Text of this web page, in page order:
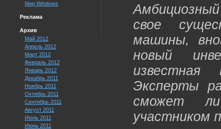
Мир Windows
Реклама
Архив
Май 2012
Апрель 2012
Март 2012
Февраль 2012
Январь 2012
Декабрь 2011
Ноябрь 2011
Октябрь 2011
Сентябрь 2011
Август 2011
Июль 2011
Июнь 2011
свое
машины,
новый
известная
Эксперты
сможет
участником